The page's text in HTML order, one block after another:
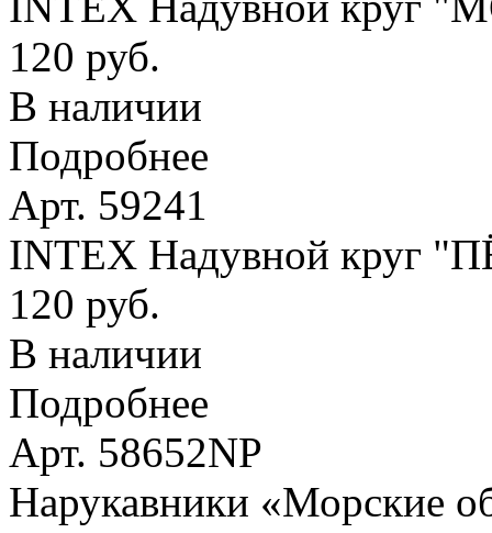
120 руб.
В наличии
Подробнее
Арт. 59241
INTEX Надувной круг
120 руб.
В наличии
Подробнее
Арт. 58652NP
Нарукавники «Морские